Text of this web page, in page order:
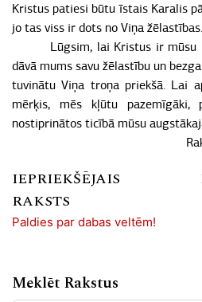
Kristus patiesi būtu īstais Karalis
jo tas viss ir dots no Viņa žēlastības.
Lūgsim, lai Kristus ir mūsu
dāvā mums savu žēlastību un
tuvinātu Viņa troņa priekšā. Lai
mērķis, mēs kļūtu pazemīgāki,
nostiprinātos ticībā mūsu
IEPRIEKŠĒJAIS
RAKSTS
Paldies par dabas veltēm!
Meklēt Rakstus